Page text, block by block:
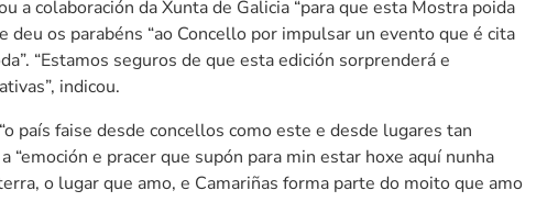
a colaboración da Xunta de Galicia “para que esta Mostra poida
deu os parabéns “ao Concello por impulsar un evento que é cita
“Estamos seguros de que esta edición sorprenderá e
indicou.
país faise desde concellos como este e desde lugares tan
“emoción e pracer que supón para min estar hoxe aquí nunha
o lugar que amo, e Camariñas forma parte do moito que amo